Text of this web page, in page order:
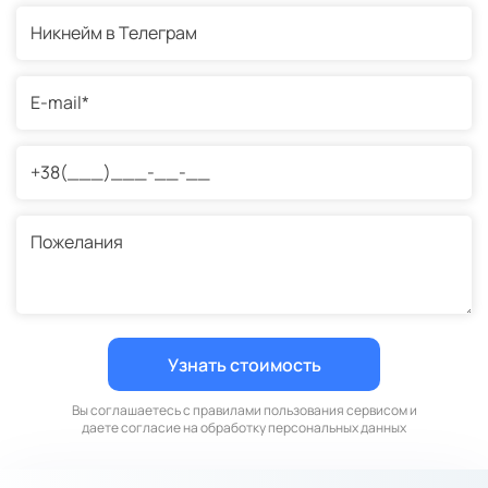
Вы соглашаетесь с правилами пользования сервисом и
даете согласие на обработку персональных данных